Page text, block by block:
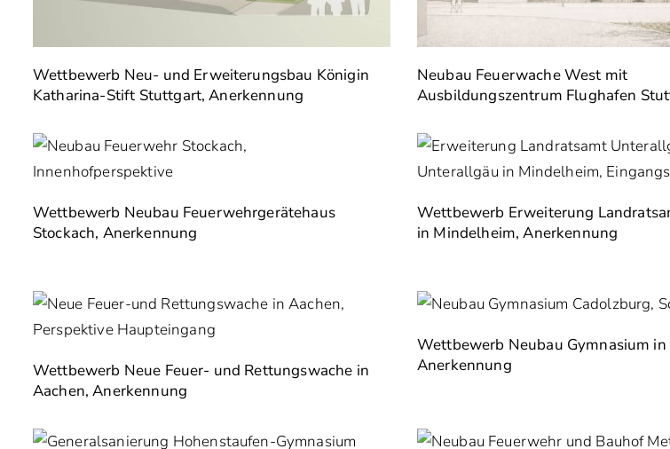
Wettbewerb Neu- und Erweiterungsbau Königin
Katharina-Stift Stuttgart, Anerkennung
Neubau Feuerwache West mit
Ausbildungszentrum Flughafen
Wettbewerb Neubau Feuerwehrgerätehaus
Stockach, Anerkennung
Wettbewerb Erweiterung
in Mindelheim, Anerkennung
Wettbewerb Neue Feuer- und Rettungswache in
Aachen, Anerkennung
Wettbewerb Neubau Gymnasium in
Anerkennung